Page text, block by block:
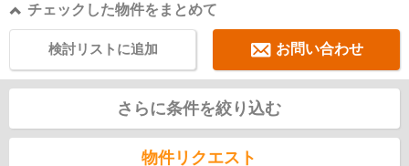
チェックした物件をまとめて
お問い合わせ
検討リストに追加
さらに条件を絞り込む
物件リクエスト